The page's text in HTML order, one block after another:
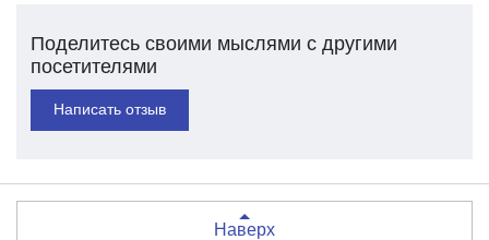
Поделитесь своими мыслями с другими
посетителями
Написать отзыв
Наверх